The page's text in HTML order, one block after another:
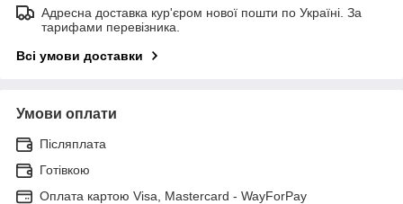
Адресна доставка кур'єром нової пошти по Україні. За
тарифами перевізника.
Всі умови доставки
Умови оплати
Післяплата
Готівкою
Оплата картою Visa, Mastercard - WayForPay